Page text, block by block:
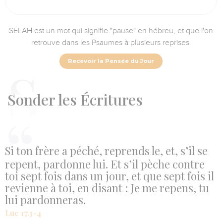
SELAH est un mot qui signifie "pause" en hébreu, et que l'on
retrouve dans les Psaumes à plusieurs reprises.
Recevoir la Pensée du Jour
Sonder les Écritures
Si ton frère a péché, reprends le, et, s’il se
repent, pardonne lui. Et s’il pèche contre
toi sept fois dans un jour, et que sept fois il
revienne à toi, en disant : Je me repens, tu
lui pardonneras.
Luc 17.3-4